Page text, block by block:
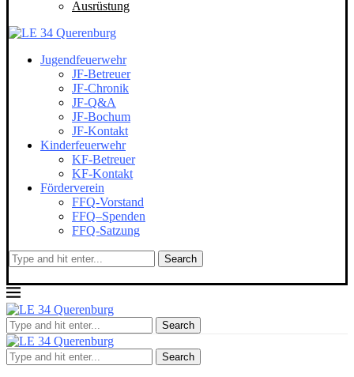
Ausrüstung
Jugendfeuerwehr
JF-Betreuer
JF-Chronik
JF-Q&A
JF-Bochum
JF-Kontakt
Kinderfeuerwehr
KF-Betreuer
KF-Kontakt
Förderverein
FFQ-Vorstand
FFQ–Spenden
FFQ-Satzung
Search
Search
Search